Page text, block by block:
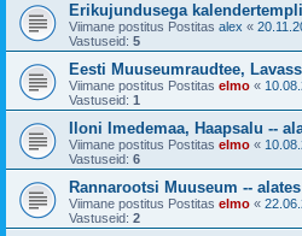
Erikujundusega
Viimane postitus Postitas alex «
Vastuseid: 5
Eesti Muuseumraudtee,
Viimane postitus Postitas elmo «
Vastuseid: 1
Iloni Imedemaa, Haapsalu --
Viimane postitus Postitas elmo «
Vastuseid: 6
Rannarootsi Muuseum -- alates
Viimane postitus Postitas elmo «
Vastuseid: 2